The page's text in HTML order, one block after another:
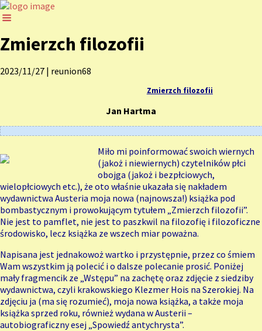
Zmierzch filozofii
2023/11/27 | reunion68
Zmierzch filozofii
Jan Hartma
Miło mi poinformować swoich wiernych
(jakoż i niewiernych) czytelników płci
obojga (jakoż i bezpłciowych,
wielopłciowych etc.), że oto właśnie ukazała się nakładem
wydawnictwa Austeria moja nowa (najnowsza!) książka pod
bombastycznym i prowokującym tytułem „Zmierzch filozofii”.
Nie jest to pamflet, nie jest to paszkwil na filozofię i filozoficzne
środowisko, lecz książka ze wszech miar poważna.
Napisana jest jednakowoż wartko i przystępnie, przez co śmiem
Wam wszystkim ją polecić i o dalsze polecanie prosić. Poniżej
mały fragmencik ze „Wstępu” na zachętę oraz zdjęcie z siedziby
wydawnictwa, czyli krakowskiego Klezmer Hois na Szerokiej. Na
zdjęciu ja (ma się rozumieć), moja nowa książka, a także moja
książka sprzed roku, również wydana w Austerii –
autobiograficzny esej „Spowiedź antychrysta”.